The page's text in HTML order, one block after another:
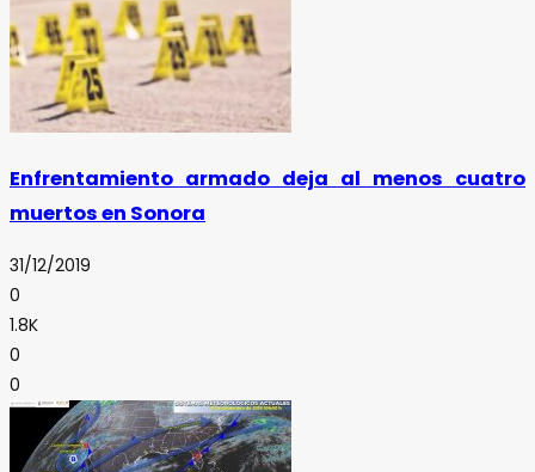
Enfrentamiento armado deja al menos cuatro
muertos en Sonora
31/12/2019
0
1.8K
0
0